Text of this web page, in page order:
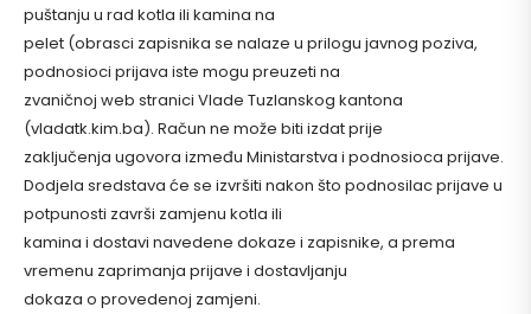
puštanju u rad kotla ili kamina na
pelet (obrasci zapisnika se nalaze u prilogu javnog poziva,
podnosioci prijava iste mogu preuzeti na
zvaničnoj web stranici Vlade Tuzlanskog kantona
(vladatk.kim.ba). Račun ne može biti izdat prije
zaključenja ugovora između Ministarstva i podnosioca prijave.
Dodjela sredstava će se izvršiti nakon što podnosilac prijave u
potpunosti završi zamjenu kotla ili
kamina i dostavi navedene dokaze i zapisnike, a prema
vremenu zaprimanja prijave i dostavljanju
dokaza o provedenoj zamjeni.